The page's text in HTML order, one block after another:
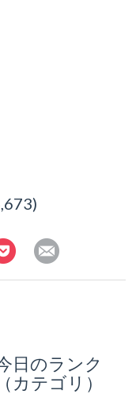
日のランク
（カテゴリ）